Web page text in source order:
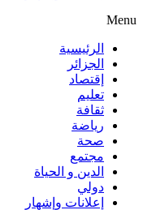
Menu
الرئيسية
الجزائر
إقتصاد
تعليم
ثقافة
رياضة
صحة
مجتمع
الدين و الحياة
دولي
إعلانات وإشهار